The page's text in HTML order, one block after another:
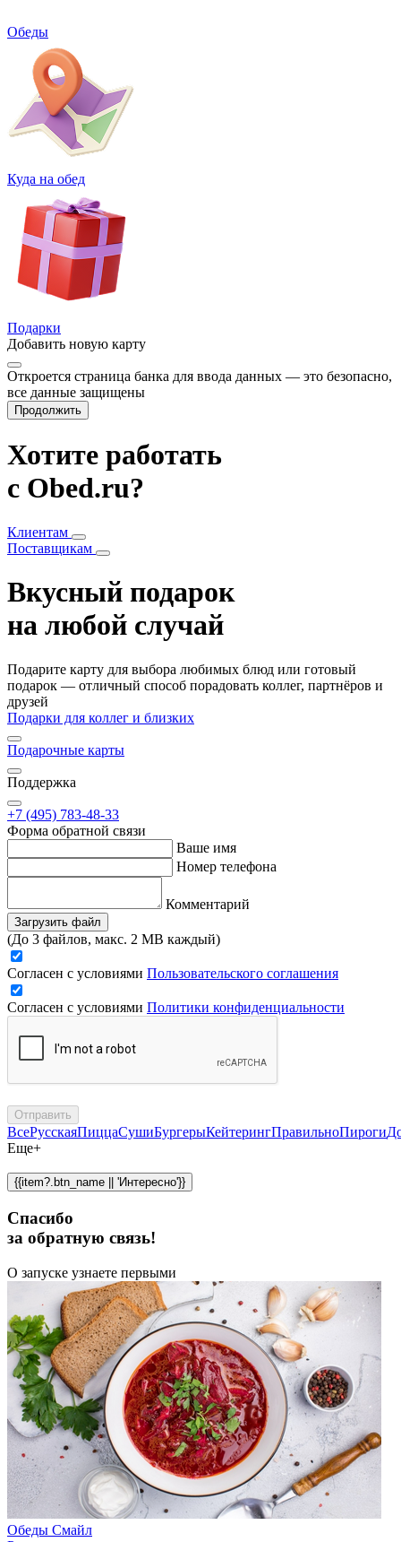
Обеды
Куда на обед
Подарки
Добавить новую карту
Откроется страница банка для ввода данных — это безопасно,
все данные защищены
Продолжить
Хотите работать
с Obed.ru?
Клиентам
Поставщикам
Вкусный подарок
на любой случай
Подарите карту для выбора любимых блюд или готовый
подарок — отличный способ порадовать коллег, партнёров и
друзей
Подарки для коллег и близких
Подарочные карты
Поддержка
+7 (495) 783-48-33
Форма обратной связи
Ваше имя
Номер телефона
Комментарий
Загрузить файл
(До 3 файлов, макс. 2 MB каждый)
Согласен с условиями Пользовательского соглашения
Согласен с условиями Политики конфиденциальности
Отправить
ВсеРусскаяПиццаСушиБургерыКейтерингПравильноПироги
Еще+
{{item?.btn_name || 'Интересно'}}
Спасибо
за обратную связь!
О запуске узнаете первыми
Обеды Смайл